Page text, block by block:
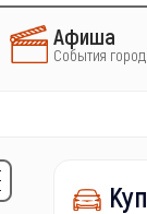
Афиша
События